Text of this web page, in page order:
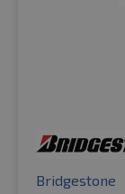
Bridgestone